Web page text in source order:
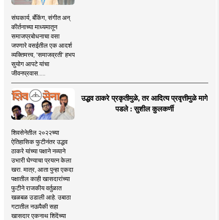
संघकार्य, बँकिंग, संगीत अन्
कीर्तनाच्या माध्यमातून
समाजप्रबोधनाचा वसा
जपणारे वसईतील एक आदर्श
व्यक्तिमत्त्व, 'समाजव्रती' हभप
सुयोग आपटे यांचा
जीवनप्रवास.....
उद्धव ठाकरे प्रकृतीमुळे, तर आदित्य प्रवृत्तीमुळे मागे
पडले : सुशील कुलकर्णी
शिवसेनेतील २०२२च्या
ऐतिहासिक फुटीनंतर उद्धव
ठाकरे यांच्या पक्षाने नव्याने
उभारी घेण्याचा प्रयत्न केला
खरा. मात्र, आता पुन्हा एकदा
पक्षातील काही खासदारांच्या
फुटीने राजकीय वर्तुळात
खळबळ उडाली आहे. उबाठा
गटातील नऊपैकी सहा
खासदार एकनाथ शिंदेंच्या